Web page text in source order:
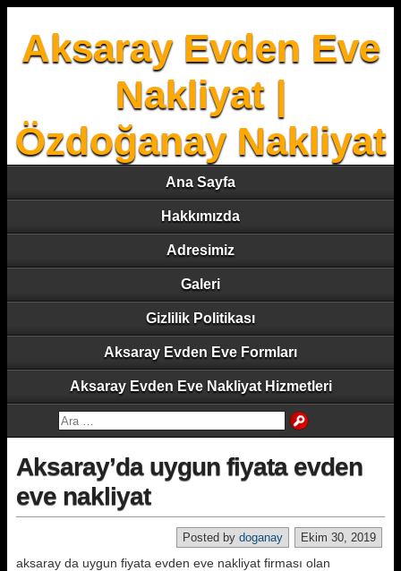
Aksaray Evden Eve
Nakliyat |
Özdoğanay Nakliyat
Ana Sayfa
Hakkımızda
Adresimiz
Galeri
Gizlilik Politikası
Aksaray Evden Eve Formları
Aksaray Evden Eve Nakliyat Hizmetleri
Aksaray’da uygun fiyata evden
eve nakliyat
Ekim 30, 2019
Posted by doganay
aksaray da uygun fiyata evden eve nakliyat firması olan